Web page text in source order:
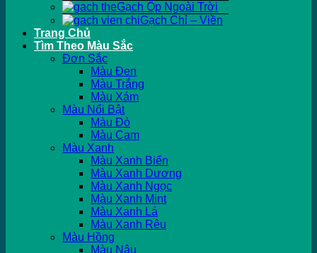
Gạch Ốp Ngoài Trời
Gạch Chỉ – Viền
Trang Chủ
Tìm Theo Màu Sắc
Đơn Sắc
Màu Đen
Màu Trắng
Màu Xám
Màu Nổi Bật
Màu Đỏ
Màu Cam
Màu Xanh
Màu Xanh Biển
Màu Xanh Dương
Màu Xanh Ngọc
Màu Xanh Mint
Màu Xanh Lá
Màu Xanh Rêu
Màu Hồng
Màu Nâu